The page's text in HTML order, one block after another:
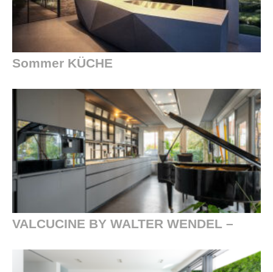
Sommer KÜCHE
VALCUCINE BY WALTER WENDEL –